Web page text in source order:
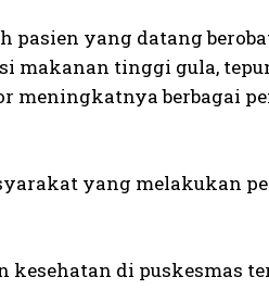
yang datang
makanan tinggi gula,
meningkatnya berbagai
yang melakukan
di puskesmas